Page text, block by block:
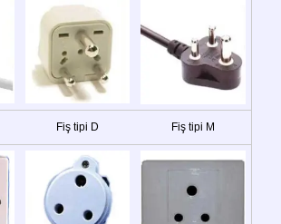
Fiş tipi D Fiş tipi M